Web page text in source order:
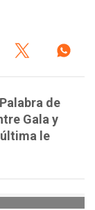
de
Gala y
le